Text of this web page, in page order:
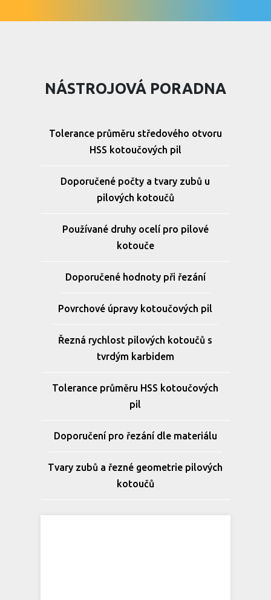
NÁSTROJOVÁ PORADNA
Tolerance průměru středového otvoru
HSS kotoučových pil
Doporučené počty a tvary zubů u
pilových kotoučů
Používané druhy ocelí pro pilové
kotouče
Doporučené hodnoty při řezání
Povrchové úpravy kotoučových pil
Řezná rychlost pilových kotoučů s
tvrdým karbidem
Tolerance průměru HSS kotoučových
pil
Doporučení pro řezání dle materiálu
Tvary zubů a řezné geometrie pilových
kotoučů